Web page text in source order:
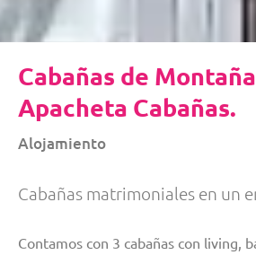
Cabañas de
Apacheta Cabañas.
Alojamiento
Cabañas matrimoniales en un
Contamos con 3 cabañas con living,